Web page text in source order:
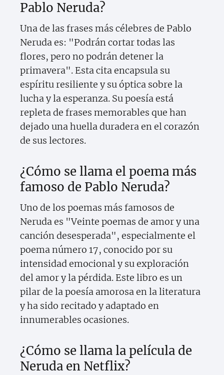
Pablo Neruda?
Una de las frases más célebres de Pablo
Neruda es: "Podrán cortar todas las
flores, pero no podrán detener la
primavera". Esta cita encapsula su
espíritu resiliente y su óptica sobre la
lucha y la esperanza. Su poesía está
repleta de frases memorables que han
dejado una huella duradera en el corazón
de sus lectores.
¿Cómo se llama el poema más
famoso de Pablo Neruda?
Uno de los poemas más famosos de
Neruda es "Veinte poemas de amor y una
canción desesperada", especialmente el
poema número 17, conocido por su
intensidad emocional y su exploración
del amor y la pérdida. Este libro es un
pilar de la poesía amorosa en la literatura
y ha sido recitado y adaptado en
innumerables ocasiones.
¿Cómo se llama la película de
Neruda en Netflix?